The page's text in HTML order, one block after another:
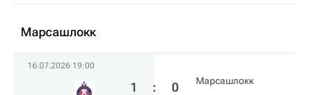
Марсашлокк
16.07.2026 19:00
1 : 0 Марсашлокк